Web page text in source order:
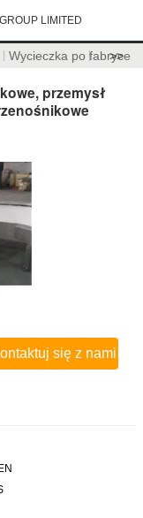
LIMITED
Wycieczka po fabryce
>>
przemysł
się z nami